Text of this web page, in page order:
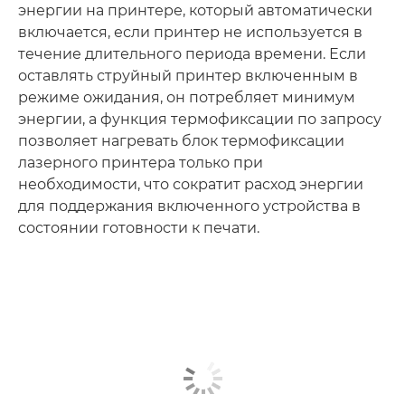
энергии на принтере, который автоматически
включается, если принтер не используется в
течение длительного периода времени. Если
оставлять струйный принтер включенным в
режиме ожидания, он потребляет минимум
энергии, а функция термофиксации по запросу
позволяет нагревать блок термофиксации
лазерного принтера только при
необходимости, что сократит расход энергии
для поддержания включенного устройства в
состоянии готовности к печати.